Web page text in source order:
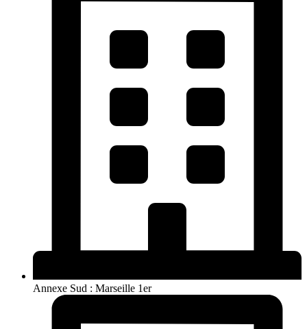
Annexe Sud : Marseille 1er